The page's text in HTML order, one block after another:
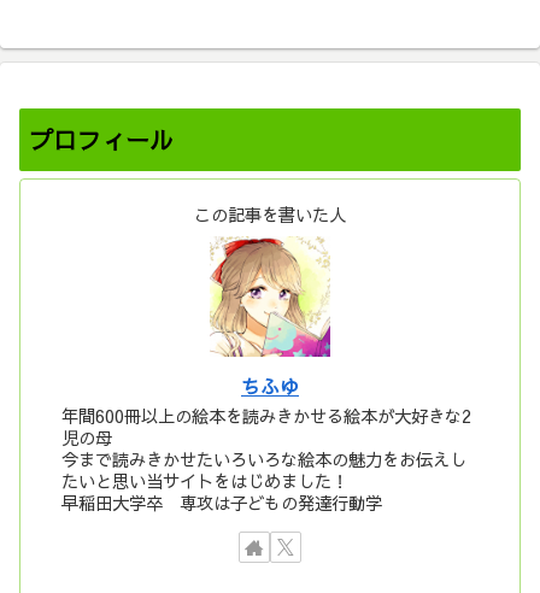
プロフィール
この記事を書いた人
ちふゆ
年間600冊以上の絵本を読みきかせる絵本が大好きな2
児の母
今まで読みきかせたいろいろな絵本の魅力をお伝えし
たいと思い当サイトをはじめました！
早稲田大学卒 専攻は子どもの発達行動学